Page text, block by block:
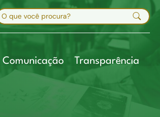
Mapa do site
no site
sua busca e pressione Enter
Comunicação Transparência